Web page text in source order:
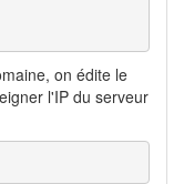
on édite le
l'IP du serveur